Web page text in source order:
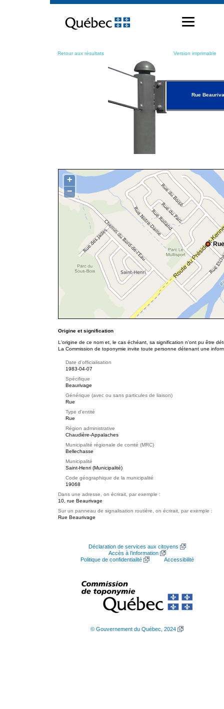
contenu
Retour aux résultats Version imprimable
Rue
+
−
Origine et signification
L'origine de ce nom et, le cas échéant, sa signification n’ont pu être
La Commission de toponymie invite toute personne détenant une
Date d'officialisation
1983-04-07
Spécifique
Beaurivage
Générique (avec ou sans particules de liaison)
Rue
Type d'entité
Rue
Région administrative
Chaudière-Appalaches
Municipalité régionale de comté (MRC)
Bellechasse
Municipalité
Saint-Henri (Municipalité)
Code géographique de la municipalité
19068
Dans une adresse, on écrirait, par exemple :
10, rue Beaurivage
Sur un panneau de signalisation routière, on écrirait, par exemple :
Rue Beaurivage
Déclaration de services aux citoyens
Accès à l’information
Politique de confidentialité
Accessibilité
© Gouvernement du Québec, 2024